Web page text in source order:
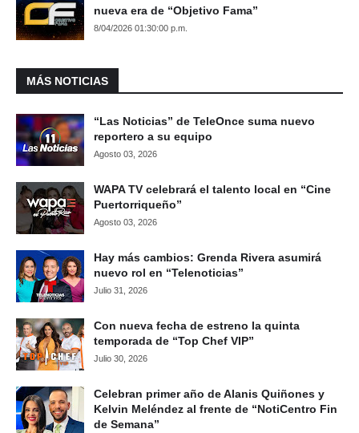
nueva era de “Objetivo Fama”
8/04/2026 01:30:00 p.m.
MÁS NOTICIAS
“Las Noticias” de TeleOnce suma nuevo
reportero a su equipo
Agosto 03, 2026
WAPA TV celebrará el talento local en “Cine
Puertorriqueño”
Agosto 03, 2026
Hay más cambios: Grenda Rivera asumirá
nuevo rol en “Telenoticias”
Julio 31, 2026
Con nueva fecha de estreno la quinta
temporada de “Top Chef VIP”
Julio 30, 2026
Celebran primer año de Alanis Quiñones y
Kelvin Meléndez al frente de “NotiCentro Fin
de Semana”